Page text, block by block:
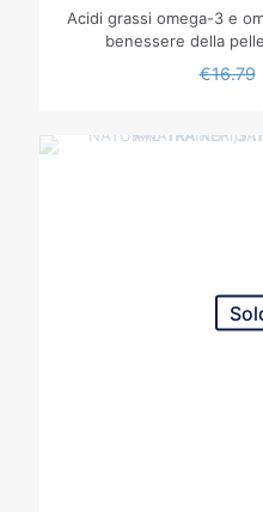
Acidi grassi omega-3 e
benessere della
€16.79